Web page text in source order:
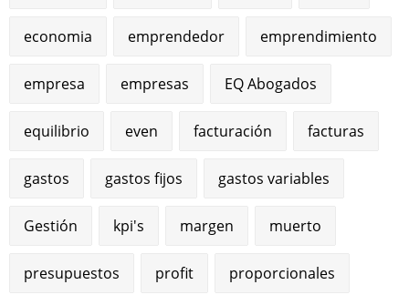
economia emprendedor emprendimiento
empresa empresas EQ Abogados
equilibrio even facturación facturas
gastos gastos fijos gastos variables
Gestión kpi's margen muerto
presupuestos profit proporcionales